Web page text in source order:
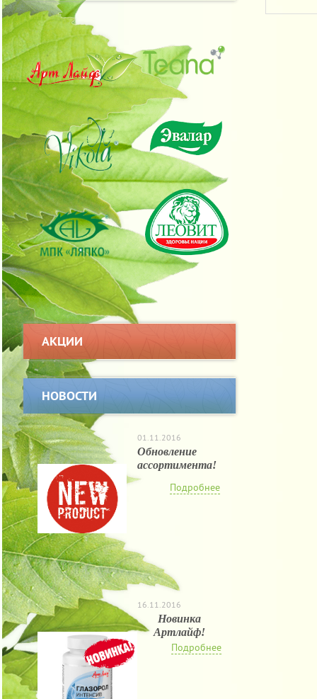
АКЦИИ
НОВОСТИ
01.11.2016
Обновление
ассортимента!
Подробнее
16.11.2016
Новинка
Артлайф!
Подробнее